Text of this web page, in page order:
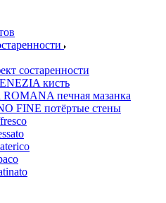
состаренности
кисть
печная мазанка
FINE потёртые стены